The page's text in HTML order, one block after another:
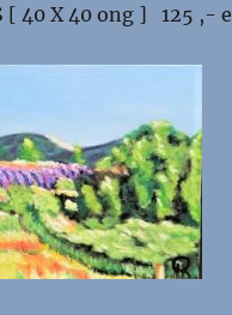
[ 40 X 40 ong ] 125 ,- e